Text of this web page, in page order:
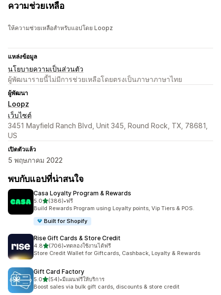
ความช่วยเหลือ
ให้ความช่วยเหลือสำหรับแอปโดย Loopz
แหล่งข้อมูล
นโยบายความเป็นส่วนตัว
ผู้พัฒนารายนี้ไม่มีการช่วยเหลือโดยตรงเป็นภาษาภาษาไทย
ผู้พัฒนา
Loopz
เว็บไซต์
3451 Mayfield Ranch Blvd, Unit 345, Round Rock, TX, 78681,
US
เปิดตัวแล้ว
5 พฤษภาคม 2022
พบกับแอปที่น่าสนใจ
Casa Loyalty Program & Rewards
5.0เต็ม 5 ดาว
(386)
ทั้งหมด 386 รีวิว
•ฟรี
Build Rewards Program using Loyalty points, Vip Tiers & POS.
Built for Shopify
Rise Gift Cards & Store Credit
4.8เต็ม 5 ดาว
(706)
ทั้งหมด 706 รีวิว
•ทดลองใช้งานได้ฟรี
Store Credit Wallet for Giftcards, Cashback, Loyalty & Rewards
Gift Card Factory
5.0เต็ม 5 ดาว
(54)
ทั้งหมด 54 รีวิว
•มีแผนฟรีให้บริการ
Boost sales via bulk gift cards, discounts & store credit